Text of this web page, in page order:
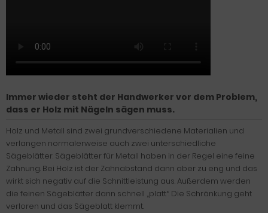
Immer wieder steht der Handwerker vor dem Problem,
dass er Holz mit Nägeln sägen muss.
Holz und Metall sind zwei grundverschiedene Materialien und
verlangen normalerweise auch zwei unterschiedliche
Sägeblätter. Sägeblätter für Metall haben in der Regel eine feine
Zahnung. Bei Holz ist der Zahnabstand dann aber zu eng und das
wirkt sich negativ auf die Schnittleistung aus. Außerdem werden
die feinen Sägeblätter dann schnell „platt“. Die Schränkung geht
verloren und das Sägeblatt klemmt.